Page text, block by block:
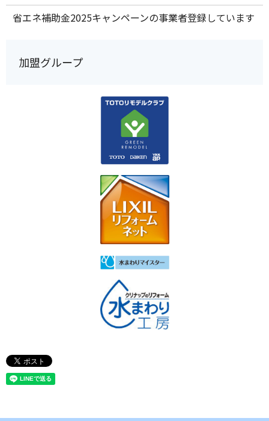
省エネ補助金2025キャンペーンの事業者登録しています
加盟グループ